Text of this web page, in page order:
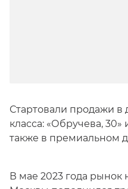
Стартовали продажи в
класса: «Обручева, 30»
также в премиальном
В мае 2023 года рынок